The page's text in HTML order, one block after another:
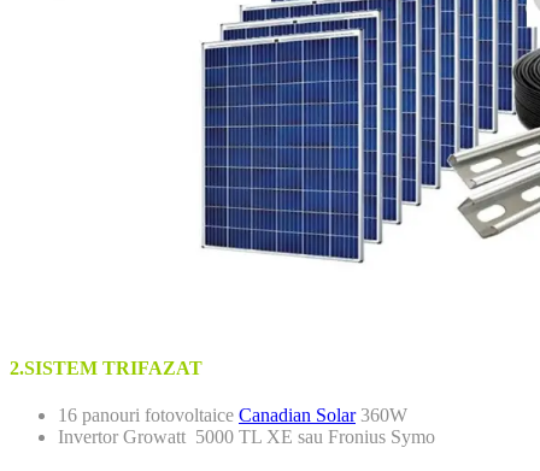
2.SISTEM TRIFAZAT
16 panouri fotovoltaice Canadian Solar360W
Invertor Growatt 5000 TL XE sau Fronius Symo